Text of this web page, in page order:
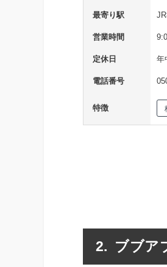
最寄り駅
営業時間
定休日 年
電話番号
特徴
ブブア